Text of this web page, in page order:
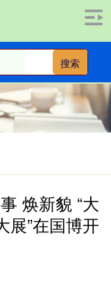
搜索
焕新貌 “大
”在国博开